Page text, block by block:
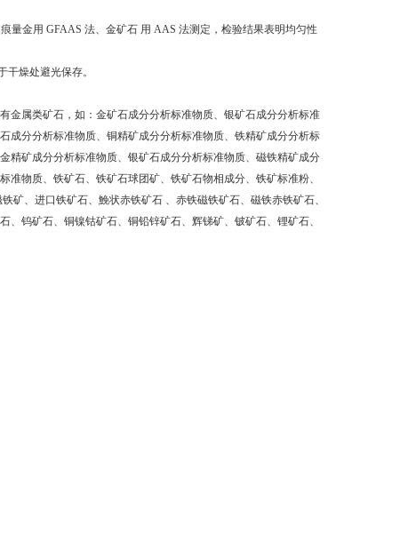
量金用 GFAAS 法、金矿石 用 AAS 法测定，检验结果表明均匀性
燥处避光保存。
金属类矿石，如：金矿石成分分析标准物质、银矿石成分分析标准
成分分析标准物质、铜精矿成分分析标准物质、铁精矿成分分析标
精矿成分分析标准物质、银矿石成分分析标准物质、磁铁精矿成分
物质、铁矿石、铁矿石球团矿、铁矿石物相成分、铁矿标准粉、
矿、进口铁矿石、鮸状赤铁矿石 、赤铁磁铁矿石、磁铁赤铁矿石、
钨矿石、铜镍钴矿石、铜铅锌矿石、辉锑矿、铍矿石、锂矿石、